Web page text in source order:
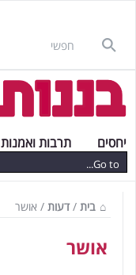
יחסים תרבות ואמנות
בית /דעות / אושר
אושר